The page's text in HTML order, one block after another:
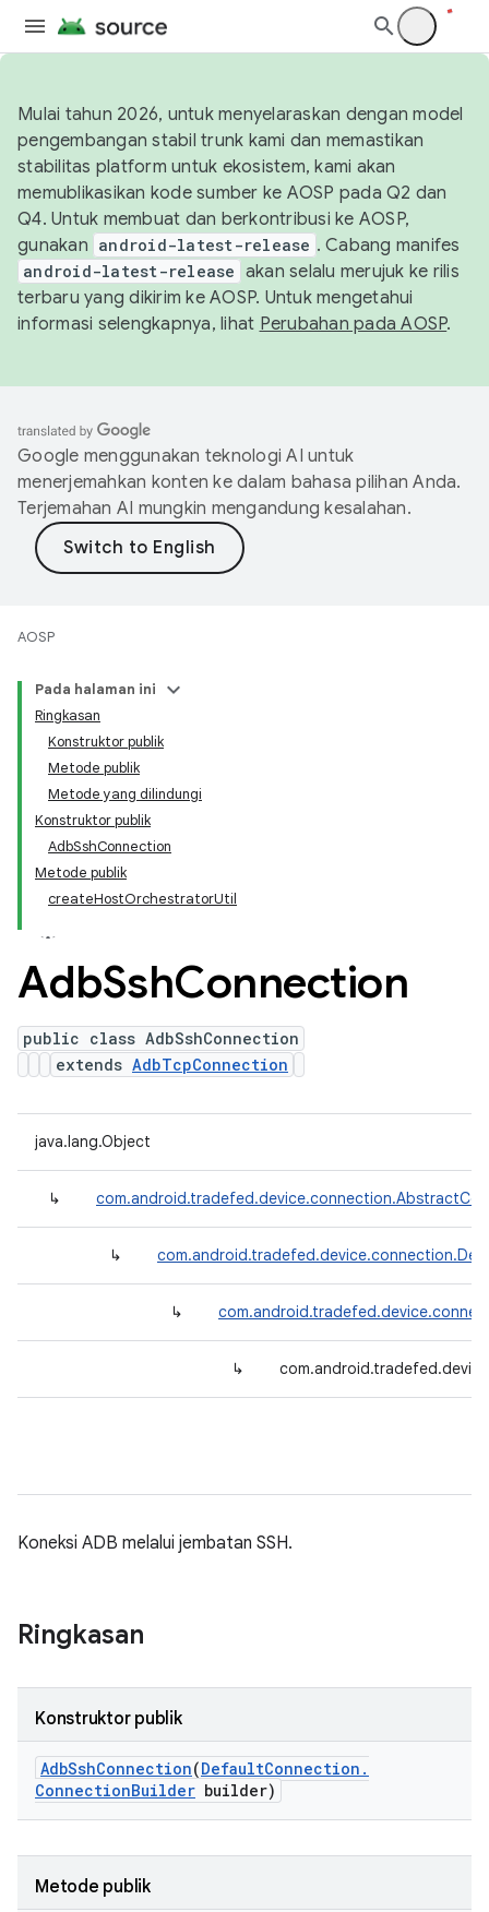
Mulai tahun 2026, untuk menyelaraskan dengan model
pengembangan stabil trunk kami dan memastikan
stabilitas platform untuk ekosistem, kami akan
memublikasikan kode sumber ke AOSP pada Q2 dan
Q4. Untuk membuat dan berkontribusi ke AOSP,
gunakan android-latest-release . Cabang manifes
android-latest-release akan selalu merujuk ke rilis
terbaru yang dikirim ke AOSP. Untuk mengetahui
informasi selengkapnya, lihat Perubahan pada AOSP.
Google menggunakan teknologi AI untuk
menerjemahkan konten ke dalam bahasa pilihan Anda.
Terjemahan AI mungkin mengandung kesalahan.
AOSP
Pada halaman ini
Ringkasan
Konstruktor publik
Metode publik
Metode yang dilindungi
Konstruktor publik
AdbSshConnection
Metode publik
createHostOrchestratorUtil
AdbSshConnection
public class AdbSshConnection
extends AdbTcpConnection
java.lang.Object
↳
↳
↳
↳
Koneksi ADB melalui jembatan SSH.
Ringkasan
Konstruktor publik
AdbSshConnection(DefaultConnection .
ConnectionBuilder builder)
Metode publik